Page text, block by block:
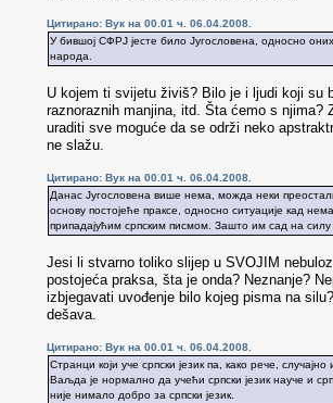
Цитирано: Вук на 00.01 ч. 06.04.2008.
У бившој СФРЈ јесте било Југословена, односно
народа.
U kojem ti svijetu živiš? Bilo je i ljudi koji su
raznoraznih manjina, itd. Šta ćemo s
uraditi sve moguće da se održi neko
ne slažu.
Цитирано: Вук на 00.01 ч. 06.04.2008.
Данас Југословена више нема, можда неки
основу постојеће праксе, односно ситуације кад
припадајућим српским писмом. Зашто им сад на
Jesi li stvarno toliko slijep u SVOJIM
postojeća praksa, šta je onda? Neznanje?
izbjegavati uvođenje bilo kojeg pisma na
dešava.
Цитирано: Вук на 00.01 ч. 06.04.2008.
Странци који уче српски језик па, како рече,
Ваљда је нормално да учећи српски језик науче и
није нимало добро за српски језик.